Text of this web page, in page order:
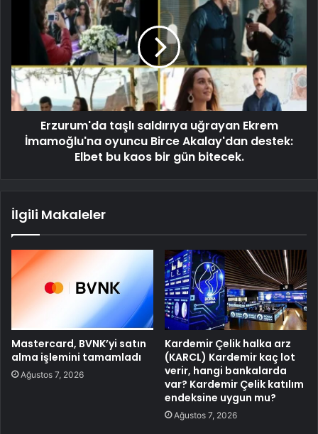
Erzurum'da taşlı saldırıya uğrayan Ekrem
İmamoğlu'na oyuncu Birce Akalay'dan destek:
Elbet bu kaos bir gün bitecek.
İlgili Makaleler
Mastercard, BVNK’yi satın
alma işlemini tamamladı
Ağustos 7, 2026
Kardemir Çelik halka arz
(KARCL) Kardemir kaç lot
verir, hangi bankalarda
var? Kardemir Çelik katılım
endeksine uygun mu?
Ağustos 7, 2026